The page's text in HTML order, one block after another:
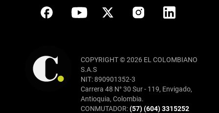
COPYRIGHT © 2026 EL COLOMBIANO
S.A.S
NIT: 890901352-3
Carrera 48 N° 30 Sur - 119, Envigado,
Antioquia, Colombia.
CONMUTADOR:(57) (604) 3315252